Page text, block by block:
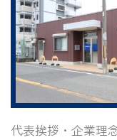
代表挨拶・企業理